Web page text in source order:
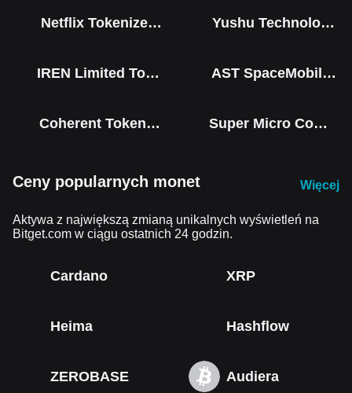
Netflix Tokenized bStocks Yushu Technology Co (Derivatives)
IREN Limited Tokenized bStocks AST SpaceMobile Tokenized bStocks
Coherent Tokenized bStocks Super Micro Computer Tokenized bStocks
Ceny popularnych monet Więcej
Aktywa z największą zmianą unikalnych wyświetleń na
Bitget.com w ciągu ostatnich 24 godzin.
Cardano XRP
Heima Hashflow
ZEROBASE Audiera